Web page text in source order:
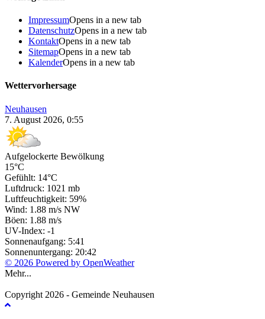
ImpressumOpens in a new tab
DatenschutzOpens in a new tab
KontaktOpens in a new tab
SitemapOpens in a new tab
KalenderOpens in a new tab
Wettervorhersage
Neuhausen
7. August 2026, 0:55
Aufgelockerte Bewölkung
15°C
Gefühlt: 14°C
Luftdruck: 1021 mb
Luftfeuchtigkeit: 59%
Wind: 1.88 m/s NW
Böen: 1.88 m/s
UV-Index: -1
Sonnenaufgang: 5:41
Sonnenuntergang: 20:42
© 2026 Powered by OpenWeather
Mehr...
Copyright 2026 - Gemeinde Neuhausen